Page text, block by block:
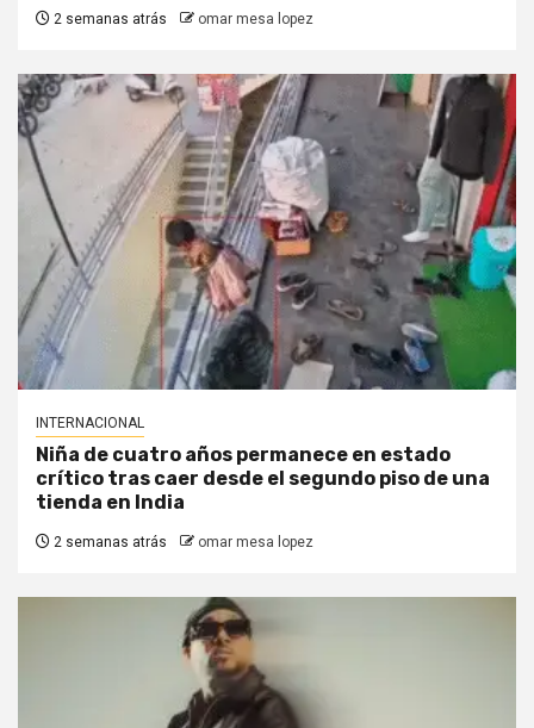
2 semanas atrás omar mesa lopez
INTERNACIONAL
Niña de cuatro años permanece en estado
crítico tras caer desde el segundo piso de una
tienda en India
2 semanas atrás omar mesa lopez